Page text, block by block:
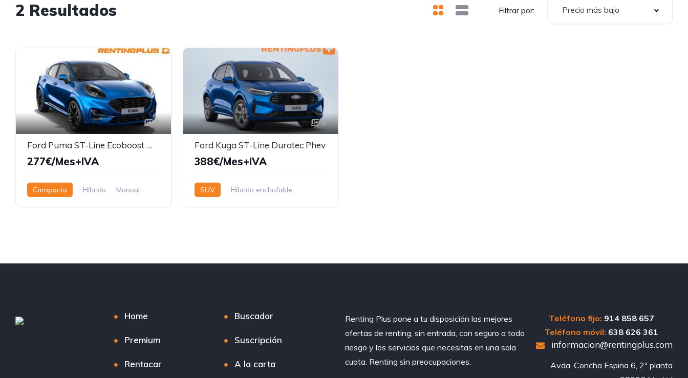
2 Resultados Filtrar por: Precio más bajo
4
Ford Puma ST-Line Ecoboost MHEV
277€/Mes+IVA
Compacto Híbrido Manual
6
Ford Kuga ST-Line Duratec Phev
388€/Mes+IVA
SUV
Híbrido enchufable
Home Buscador
Premium Suscripción
Rentacar A la carta
Renting Plus pone a tu disposición las mejores
ofertas de renting, sin entrada, con seguro a todo
riesgo y los servicios que necesitas en una sola
cuota. Renting sin preocupaciones.
Teléfono fijo: 914 858 657
Teléfono móvil: 638 626 361
informacion@rentingplus.com
Avda. Concha Espina 6, 2ª planta